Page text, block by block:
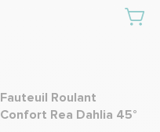
Fauteuil Roulant
Confort Rea Dahlia 45°